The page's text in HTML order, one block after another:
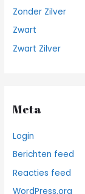
Zonder Zilver
Zwart
Zwart Zilver
Meta
Login
Berichten feed
Reacties feed
WordPress.org